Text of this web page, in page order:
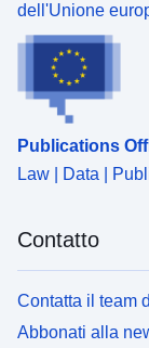
dell'Unione
Publications
Law | Data |
Contatto
Contatta il team
Abbonati alla